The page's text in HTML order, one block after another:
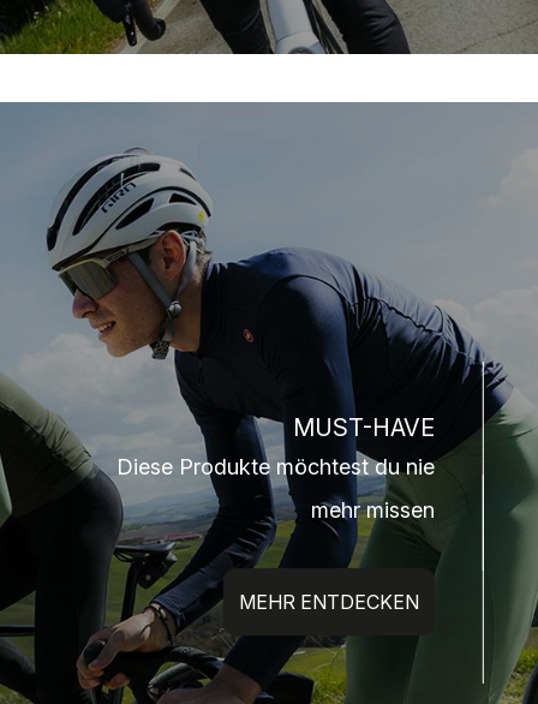
MUST-HAVE
Diese Produkte möchtest du nie
mehr missen
MEHR ENTDECKEN